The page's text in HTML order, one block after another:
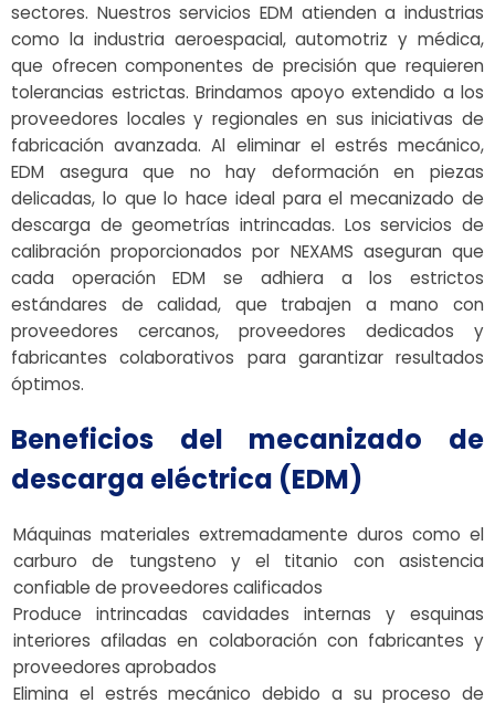
sectores. Nuestros servicios EDM atienden a industrias
como la industria aeroespacial, automotriz y médica,
que ofrecen componentes de precisión que requieren
tolerancias estrictas. Brindamos apoyo extendido a los
proveedores locales y regionales en sus iniciativas de
fabricación avanzada. Al eliminar el estrés mecánico,
EDM asegura que no hay deformación en piezas
delicadas, lo que lo hace ideal para el mecanizado de
descarga de geometrías intrincadas. Los servicios de
calibración proporcionados por NEXAMS aseguran que
cada operación EDM se adhiera a los estrictos
estándares de calidad, que trabajen a mano con
proveedores cercanos, proveedores dedicados y
fabricantes colaborativos para garantizar resultados
óptimos.
Beneficios del mecanizado de
descarga eléctrica (EDM)
Máquinas materiales extremadamente duros como el
carburo de tungsteno y el titanio con asistencia
confiable de proveedores calificados
Produce intrincadas cavidades internas y esquinas
interiores afiladas en colaboración con fabricantes y
proveedores aprobados
Elimina el estrés mecánico debido a su proceso de